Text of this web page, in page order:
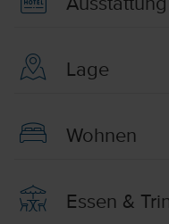
Ausstattung
Lage
Wohnen
Essen &